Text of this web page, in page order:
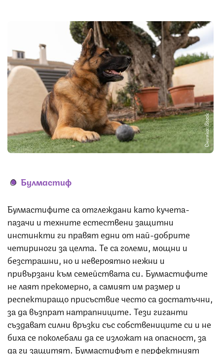
Снимка: iStock
Булмастиф
Булмастифите са отглеждани като кучета-
пазачи и техните естествени защитни
инстинкти ги правят едни от най-добрите
четириноги за целта. Те са големи, мощни и
безстрашни, но и невероятно нежни и
привързани към семействата си. Булмастифите
не лаят прекомерно, а самият им размер и
респектиращо присъствие често са достатъчни,
за да възпрат натрапниците. Тези гиганти
създават силни връзки със собствениците си и не
биха се поколебали да се изложат на опасност, за
да ги защитят. Булмастифът е перфектният